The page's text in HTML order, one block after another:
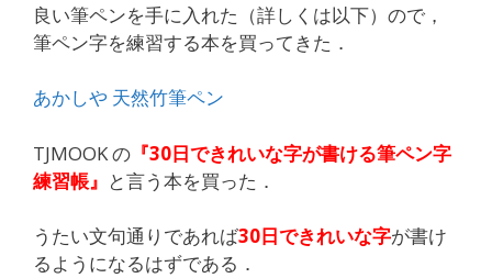
良い筆ペンを手に入れた（詳しくは以下）ので，
筆ペン字を練習する本を買ってきた．
あかしや 天然竹筆ペン
TJMOOK の 『30日できれいな字が書ける筆ペン字
練習帳』 と言う本を買った．
うたい文句通りであれば30日できれいな字が書け
るようになるはずである．